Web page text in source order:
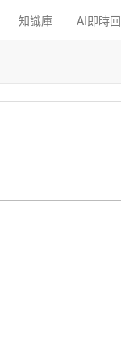
知識庫 AI即時回